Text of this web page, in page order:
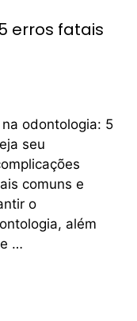
erros fatais
odontologia: 5
seu
comuns e
o
além
…